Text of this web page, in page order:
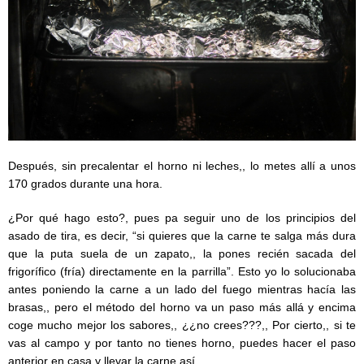
Después, sin precalentar el horno ni leches,, lo metes allí a unos
170 grados durante una hora.
¿Por qué hago esto?, pues pa seguir uno de los principios del
asado de tira, es decir, “si quieres que la carne te salga más dura
que la puta suela de un zapato,, la pones recién sacada del
frigorífico (fría) directamente en la parrilla”. Esto yo lo solucionaba
antes poniendo la carne a un lado del fuego mientras hacía las
brasas,, pero el método del horno va un paso más allá y encima
coge mucho mejor los sabores,, ¿¿no crees???,, Por cierto,, si te
vas al campo y por tanto no tienes horno, puedes hacer el paso
anterior en casa y llevar la carne así,,,